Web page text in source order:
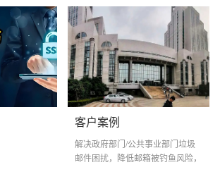
客户案例
解决政府部门/公共事业部门垃圾
邮件困扰，降低邮箱被钓鱼风险，